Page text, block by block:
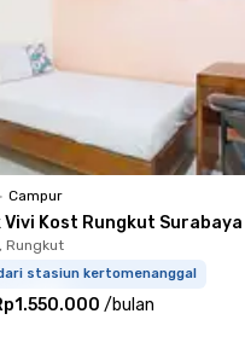
• Campur
Vivi Kost Rungkut Surabaya
Rungkut
stasiun kertomenanggal
/bulan